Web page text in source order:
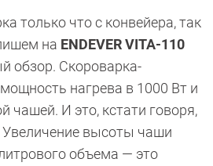
только что с конвейера, так
на ENDEVER VITA-110
обзор. Скороварка-
нагрева в 1000 Вт и
чашей. И это, кстати говоря,
Увеличение высоты чаши
объема — это